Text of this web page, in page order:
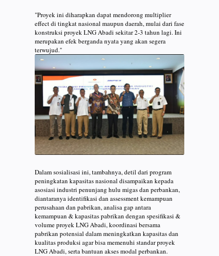
"Proyek ini diharapkan dapat mendorong multiplier
effect di tingkat nasional maupun daerah, mulai dari fase
konstruksi proyek LNG Abadi sekitar 2-3 tahun lagi. Ini
merupakan efek berganda nyata yang akan segera
terwujud."
Dalam sosialisasi ini, tambahnya, detil dari program
peningkatan kapasitas nasional disampaikan kepada
asosiasi industri penunjang hulu migas dan perbankan,
diantaranya identifikasi dan assessment kemampuan
perusahaan dan pabrikan, analisa gap antara
kemampuan & kapasitas pabrikan dengan spesifikasi &
volume proyek LNG Abadi, koordinasi bersama
pabrikan potensial dalam meningkatkan kapasitas dan
kualitas produksi agar bisa memenuhi standar proyek
LNG Abadi, serta bantuan akses modal perbankan.